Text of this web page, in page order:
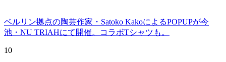
ベルリン拠点の陶芸作家・Satoko KakoによるPOPUPが今
池・NU TRIAHにて開催。コラボTシャツも。
10